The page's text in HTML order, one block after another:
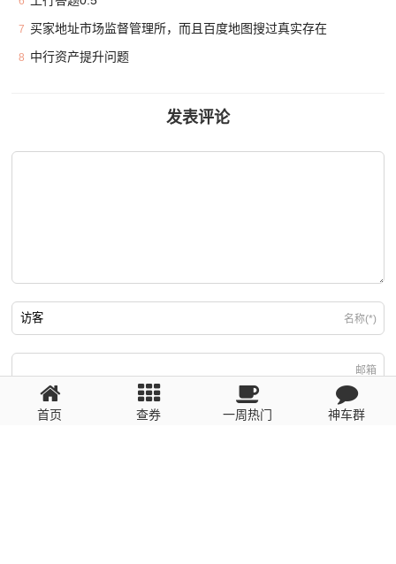
7 买家地址市场监督管理所，而且百度地图搜过真实存在
8 中行资产提升问题
发表评论
名称(*)
邮箱
回复需填写必要信息
首页 查券 一周热门 神车群